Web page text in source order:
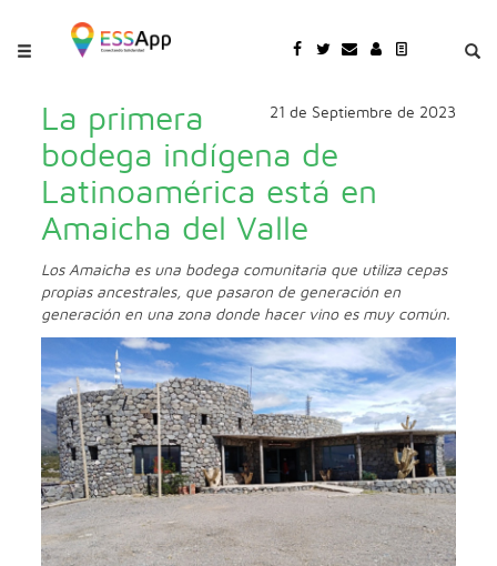
21 de Septiembre de 2023
La primera
bodega indígena de
Latinoamérica está en
Amaicha del Valle
Los Amaicha es una bodega comunitaria que utiliza cepas
propias ancestrales, que pasaron de generación en
generación en una zona donde hacer vino es muy común.